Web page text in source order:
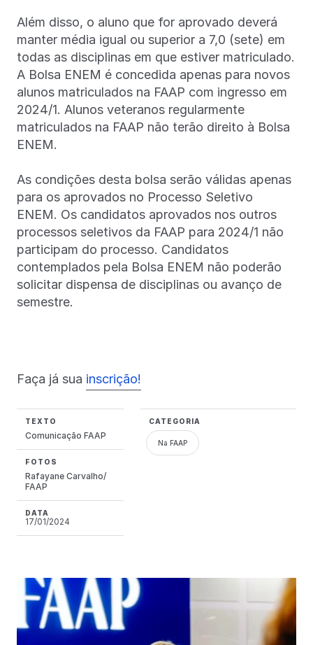
Além disso, o aluno que for aprovado deverá
manter média igual ou superior a 7,0 (sete) em
todas as disciplinas em que estiver matriculado.
A Bolsa ENEM é concedida apenas para novos
alunos matriculados na FAAP com ingresso em
2024/1. Alunos veteranos regularmente
matriculados na FAAP não terão direito à Bolsa
ENEM.
As condições desta bolsa serão válidas apenas
para os aprovados no Processo Seletivo
ENEM. Os candidatos aprovados nos outros
processos seletivos da FAAP para 2024/1 não
participam do processo. Candidatos
contemplados pela Bolsa ENEM não poderão
solicitar dispensa de disciplinas ou avanço de
semestre.
Faça já sua inscrição!
TEXTO
Comunicação FAAP
FOTOS
Rafayane Carvalho/
FAAP
DATA
17/01/2024
CATEGORIA
Na FAAP